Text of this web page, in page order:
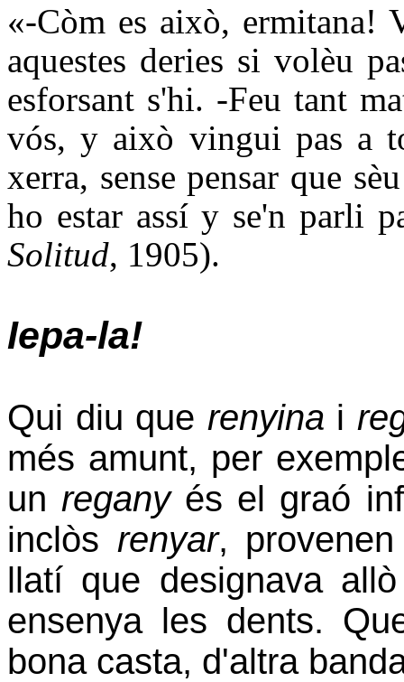
«-Còm es això, ermitana!
aquestes deries si volèu
esforsant s'hi. -Feu tant
vós, y això vingui pas a
xerra, sense pensar que
ho estar assí y se'n parli
Solitud, 1905).
Iepa-la!
Qui diu que renyina i
més amunt, per
un reganyés el graó
inclòs renyar,
llatí que designava
ensenya les dents.
bona casta, d'altra